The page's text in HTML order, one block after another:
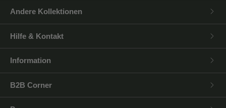
Andere Kollektionen
Hilfe & Kontakt
Information
B2B Corner